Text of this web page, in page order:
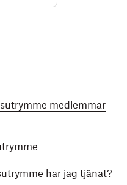
medlemmar
har jag tjänat?